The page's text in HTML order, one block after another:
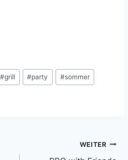
#grill #party #sommer
WEITER